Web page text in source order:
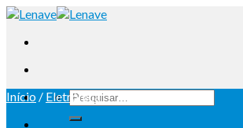
Início / Eletrónica